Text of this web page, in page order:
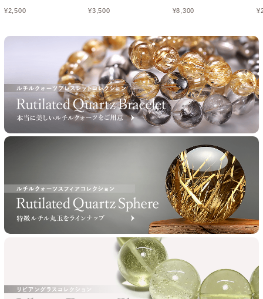
¥2,500 ¥3,500 ¥8,300 ¥